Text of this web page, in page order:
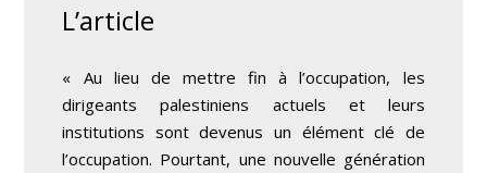
L’article
« Au lieu de mettre fin à l’occupation, les
dirigeants palestiniens actuels et leurs
institutions sont devenus un élément clé de
l’occupation. Pourtant, une nouvelle génération